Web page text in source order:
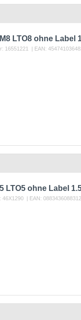
LTO8 ohne Label
16551221 | EAN:
LTO5 ohne Label
46X1290 | EAN: 0883436088312